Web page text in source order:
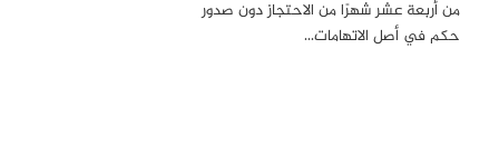
من أربعة عشر شهرًا من الاحتجاز دون صدور
حكم في أصل الاتهامات…